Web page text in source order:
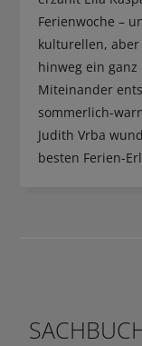
Ferienwoche –
kulturellen,
hinweg ein ganz
Miteinander
sommerlich-
Judith Vrba
besten Ferien-